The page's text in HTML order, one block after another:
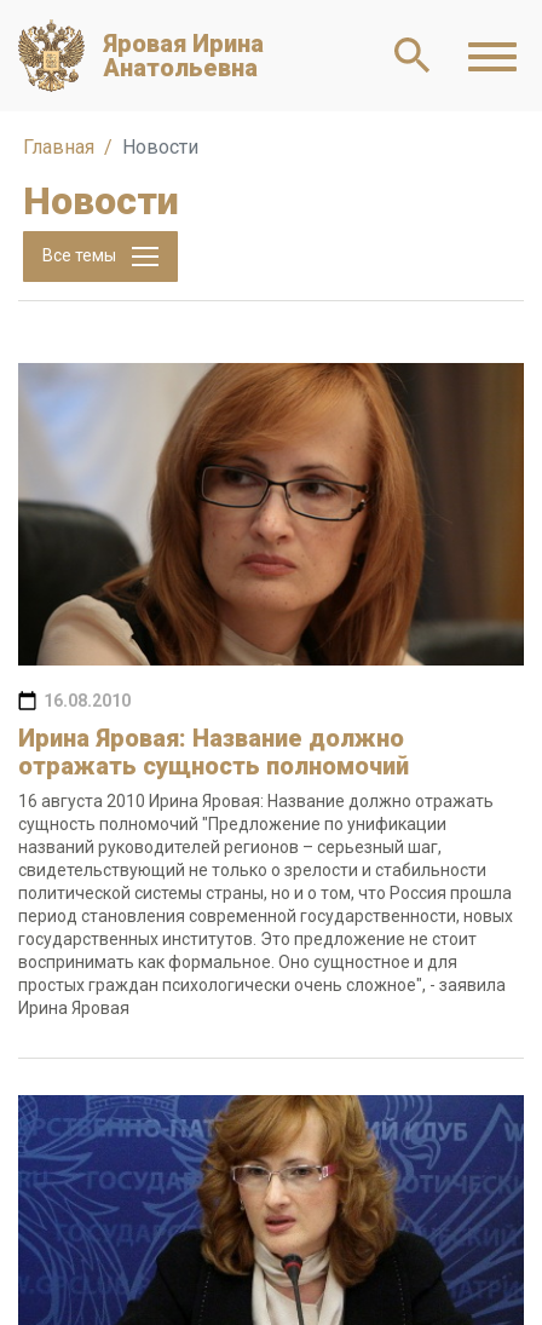
Яровая Ирина
Анатольевна
Главная Новости
Новости
Все темы
16.08.2010
Ирина Яровая: Название должно
отражать сущность полномочий
16 августа 2010 Ирина Яровая: Название должно отражать
сущность полномочий "Предложение по унификации
названий руководителей регионов – серьезный шаг,
свидетельствующий не только о зрелости и стабильности
политической системы страны, но и о том, что Россия прошла
период становления современной государственности, новых
государственных институтов. Это предложение не стоит
воспринимать как формальное. Оно сущностное и для
простых граждан психологически очень сложное", - заявила
Ирина Яровая